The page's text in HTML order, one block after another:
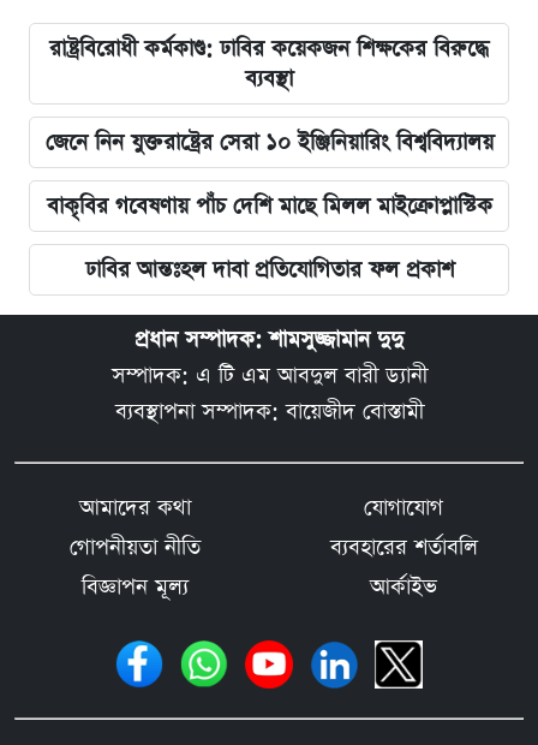
রাষ্ট্রবিরোধী কর্মকাণ্ড: ঢাবির কয়েকজন শিক্ষকের বিরুদ্ধে
ব্যবস্থা
জেনে নিন যুক্তরাষ্ট্রের সেরা ১০ ইঞ্জিনিয়ারিং বিশ্ববিদ্যালয়
বাকৃবির গবেষণায় পাঁচ দেশি মাছে মিলল মাইক্রোপ্লাস্টিক
ঢাবির আন্তঃহল দাবা প্রতিযোগিতার ফল প্রকাশ
প্রধান সম্পাদক: শামসুজ্জামান দুদু
সম্পাদক: এ টি এম আবদুল বারী ড্যানী
ব্যবস্থাপনা সম্পাদক: বায়েজীদ বোস্তামী
আমাদের কথা
যোগাযোগ
গোপনীয়তা নীতি
ব্যবহারের শর্তাবলি
বিজ্ঞাপন মূল্য
আর্কাইভ